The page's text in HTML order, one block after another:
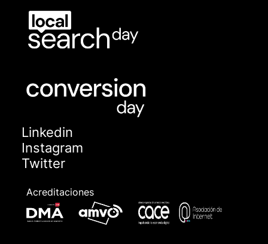
Linkedin
Instagram
Twitter
Acreditaciones